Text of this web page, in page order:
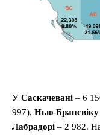
У Саскачевані – 6
997), Нью-Брансвіку
Лабрадорі – 2 982.